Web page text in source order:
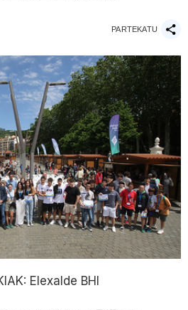
PARTEKATU
Elexalde BHI